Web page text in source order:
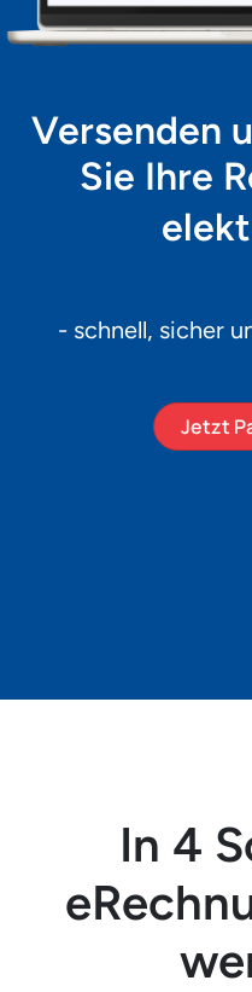
Versenden
Sie Ihre
- schnell, sicher
Jetzt
In 4